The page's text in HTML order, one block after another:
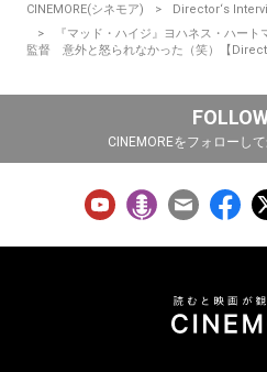
CINEMORE(シネモア)
Director‘s
『マッド・ハイジ』ヨハネス・ハー
監督 意外と怒られなかった（笑）【
CINEMOREをフォローし